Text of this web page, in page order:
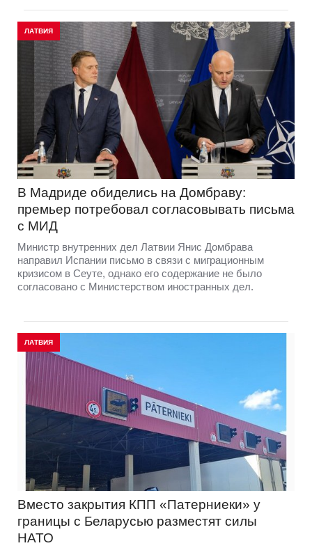
ЛАТВИЯ
В Мадриде обиделись на Домбраву:
премьер потребовал согласовывать письма
с МИД
Министр внутренних дел Латвии Янис Домбрава
направил Испании письмо в связи с миграционным
кризисом в Сеуте, однако его содержание не было
согласовано с Министерством иностранных дел.
ЛАТВИЯ
Вместо закрытия КПП «Патерниеки» у
границы с Беларусью разместят силы
НАТО